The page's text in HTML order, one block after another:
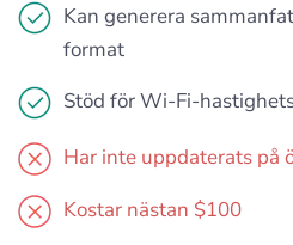
Kan generera
format
Stöd för Wi-Fi-
Har inte uppdaterats på
Kostar nästan $100